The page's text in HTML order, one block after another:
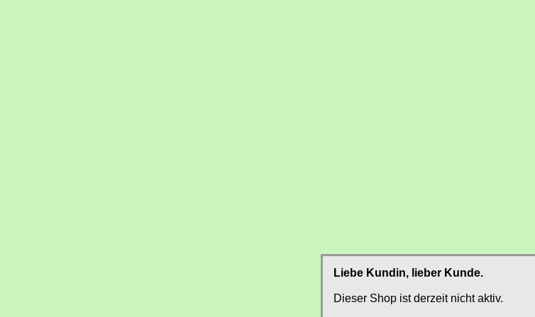
Liebe Kundin, lieber Kunde.
Dieser Shop ist derzeit nicht aktiv.